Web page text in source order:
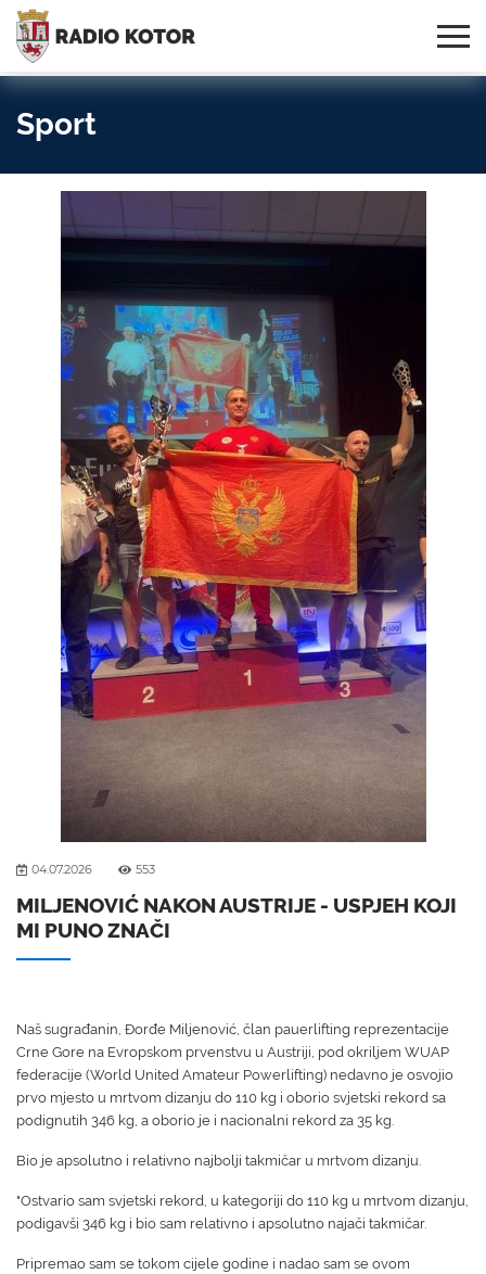
S PONOSOM NOSIMO IME
SVOG GRADA!
Sport
04.07.2026 553
MILJENOVIĆ NAKON AUSTRIJE - USPJEH KOJI
MI PUNO ZNAČI
Naš sugrađanin, Đorđe Miljenović, član pauerlifting reprezentacije
Crne Gore na Evropskom prvenstvu u Austriji, pod okriljem WUAP
federacije (World United Amateur Powerlifting) nedavno je osvojio
prvo mjesto u mrtvom dizanju do 110 kg i oborio svjetski rekord sa
podignutih 346 kg, a oborio je i nacionalni rekord za 35 kg.
Bio je apsolutno i relativno najbolji takmičar u mrtvom dizanju.
"Ostvario sam svjetski rekord, u kategoriji do 110 kg u mrtvom dizanju,
podigavši 346 kg i bio sam relativno i apsolutno najači takmičar.
Pripremao sam se tokom cijele godine i nadao sam se ovom